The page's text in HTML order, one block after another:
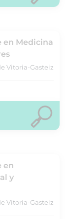
en Medicina
Vitoria-Gasteiz
en
y
Vitoria-Gasteiz